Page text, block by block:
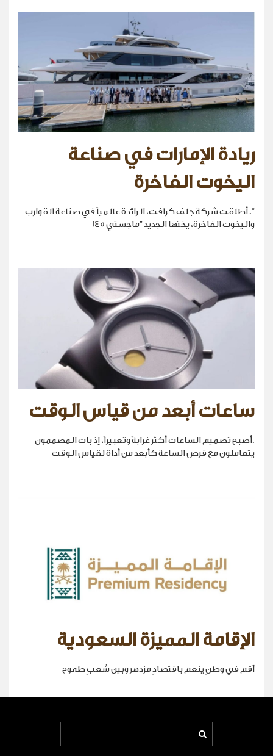
ريادة الإمارات في صناعة
اليخوت الفاخرة
". أطلقت شركة جلف كرافت، الرائدة عالمياً في صناعة القوارب
واليخوت الفاخرة، يختها الجديد "ماجستي 145
ساعات أبعد من قياس الوقت
.أصبح تصميم الساعات أكثر غرابةً وتعبيراً، إذ بات المصممون
يتعاملون مع قرص الساعة كأبعد من أداة لقياس الوقت
الإقامة المميزة السعودية
أقِم في وطنٍ ينعم باقتصادٍ مزدهر وبين شعبٍ طموح